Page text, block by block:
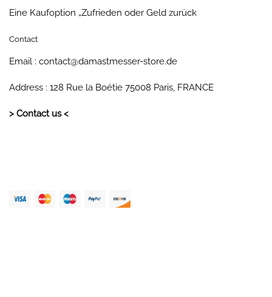
Address : 128 Rue la Boétie 75008 Paris, FRANCE
> Contact us <